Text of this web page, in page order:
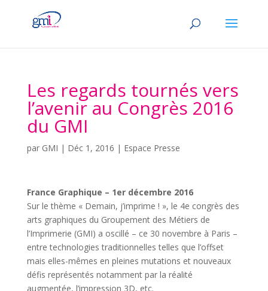
Les regards tournés vers
l’avenir au Congrès 2016
du GMI
par GMI | Déc 1, 2016 | Espace Presse
France Graphique – 1er décembre 2016
Sur le thème « Demain, j’imprime ! », le 4e congrès des
arts graphiques du Groupement des Métiers de
l’Imprimerie (GMI) a oscillé – ce 30 novembre à Paris –
entre technologies traditionnelles telles que l’offset
mais elles-mêmes en pleines mutations et nouveaux
défis représentés notamment par la réalité
augmentée, l’impression 3D, etc.